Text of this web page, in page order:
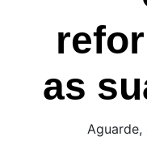
as
Aguarde,